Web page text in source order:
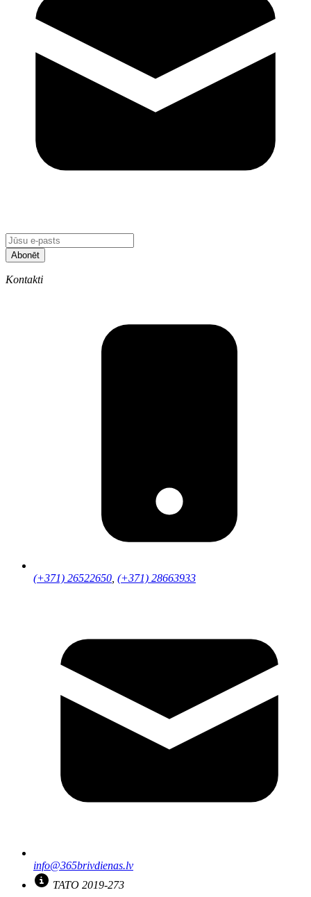
Abonēt
Kontakti
(+371) 26522650, (+371) 28663933
info@365brivdienas.lv
TATO 2019-273